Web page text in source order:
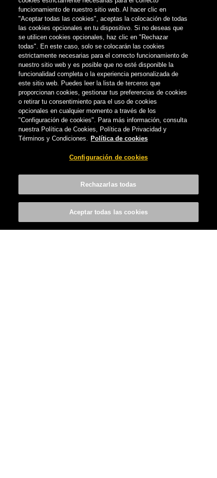
funcionamiento de nuestro sitio web. Al hacer clic en
"Aceptar todas las cookies", aceptas la colocación de todas
las cookies opcionales en tu dispositivo. Si no deseas que
se utilicen cookies opcionales, haz clic en "Rechazar
todas". En este caso, solo se colocarán las cookies
estrictamente necesarias para el correcto funcionamiento de
nuestro sitio web y es posible que no esté disponible la
funcionalidad completa o la experiencia personalizada de
este sitio web. Puedes leer la lista de terceros que
proporcionan cookies, gestionar tus preferencias de cookies
o retirar tu consentimiento para el uso de cookies
opcionales en cualquier momento a través de los
"Configuración de cookies". Para más información, consulta
nuestra Política de Cookies, Política de Privacidad y
Términos y Condiciones. Política de cookies
Configuración de cookies
Rechazarlas todas
Aceptar todas las cookies